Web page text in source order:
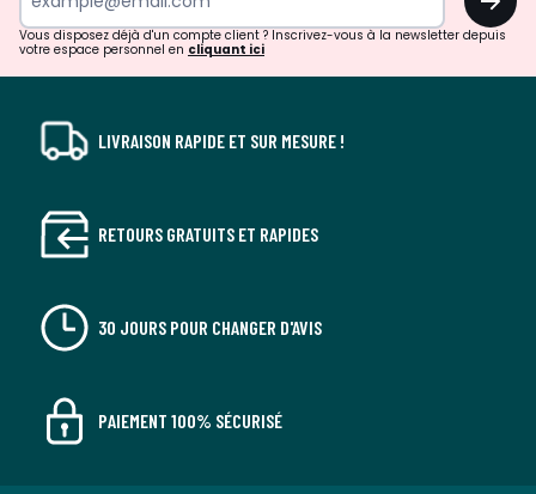
Vous disposez déjà d'un compte client ? Inscrivez-vous à la newsletter depuis
votre espace personnel en cliquant ici
LIVRAISON RAPIDE ET SUR MESURE !
RETOURS GRATUITS ET RAPIDES
30 JOURS POUR CHANGER D'AVIS
PAIEMENT 100% SÉCURISÉ